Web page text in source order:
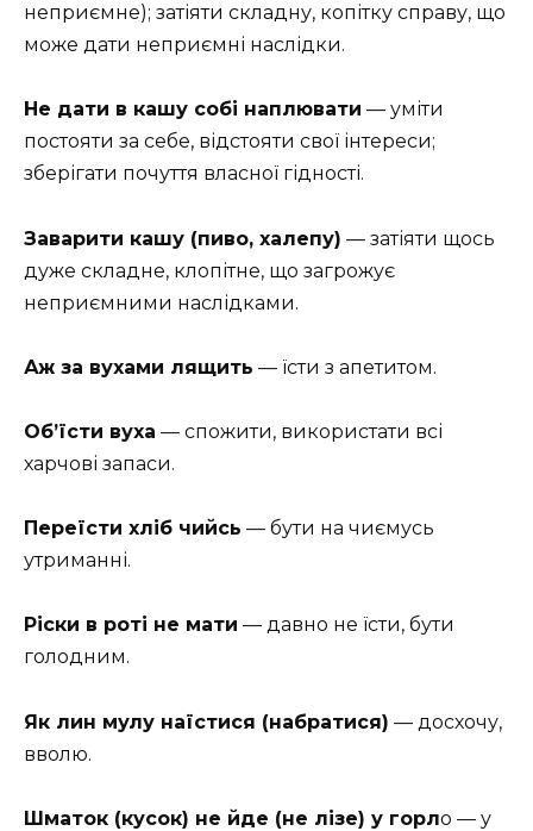
неприємне); затіяти складну, копітку справу, що
може дати неприємні наслідки.
Не дати в кашу собі наплювати — уміти
постояти за себе, відстояти свої інтереси;
зберігати почуття власної гідності.
Заварити кашу (пиво, халепу) — затіяти щось
дуже складне, клопітне, що загрожує
неприємними наслідками.
Аж за вухами лящить — їсти з апетитом.
Об’їсти вуха — спожити, використати всі
харчові запаси.
Переїсти хліб чийсь — бути на чиємусь
утриманні.
Ріски в роті не мати — давно не їсти, бути
голодним.
Як лин мулу наїстися (набратися) — досхочу,
вволю.
Шматок (кусок) не йде (не лізе) у горло — у